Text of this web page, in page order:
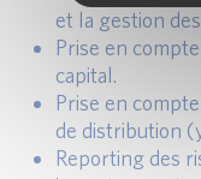
et la gestion
Prise en
capital.
Prise en
de distribution
Reporting des